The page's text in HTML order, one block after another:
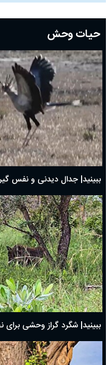
دعای روز بیستم ماه رمضان؛ ۱۹ اسفند ۱۴۰۴
دعای روز هشتم ماه مبارک رمضان؛ ۷ اسفند ماه ۱۴۰۴
دعای روز هفتم ماه رمضان؛ ۶ اسفند ۱۴۰۴
دعای روز ششم ماه رمضان؛ ۵ اسفند ۱۴۰۴
دعای روز پنجم ماه رمضان؛ ۴ اسفند ۱۴۰۴
دعای روز چهارم ماه مبارک رمضان؛ ۳ اسفند ۱۴۰۴
دعای روز سوم ماه مبارک رمضان؛ ۱۴ اسفند ۱۴۰۴
دعای روز دوم ماه مبارک رمضان ۱ اسفند ماه ۱۴۰۴
دعای روز اول ماه مبارک رمضان، ۳۰ بهمن ۱۴۰۴
حضرت زینب(س) چگونه از دنیا رفت؟
بهترین پیامک تبریک روز پدر ۱۴۰۴؛ جملات زیبا و صمیمانه
حیات وحش
ببینید| جدال دیدنی و نفس
ببینید| شگرد گراز وحشی برای